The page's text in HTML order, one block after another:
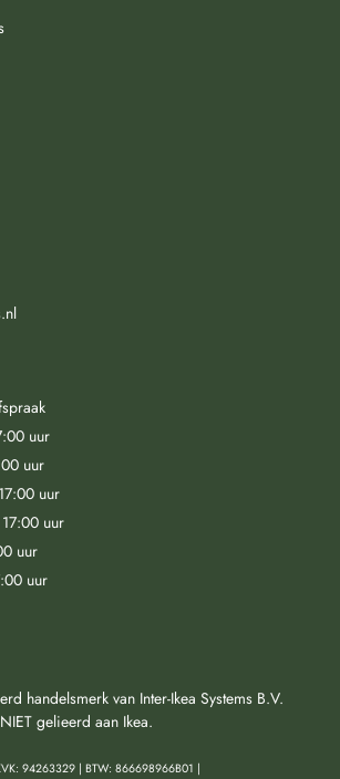
uur
uur
uur
uur
uur
uur
handelsmerk van Inter-Ikea Systems B.V.
gelieerd aan Ikea.
94263329 | BTW: 866698966B01 |